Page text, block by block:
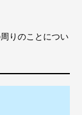
りのことについ